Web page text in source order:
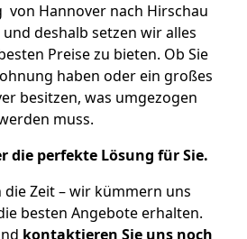
von Hannover nach Hirschau
deshalb setzen wir alles
Preise zu bieten. Ob Sie
haben oder ein großes
besitzen, was umgezogen
muss.
die perfekte Lösung für Sie.
die Zeit – wir kümmern uns
besten Angebote erhalten.
kontaktieren Sie uns noch